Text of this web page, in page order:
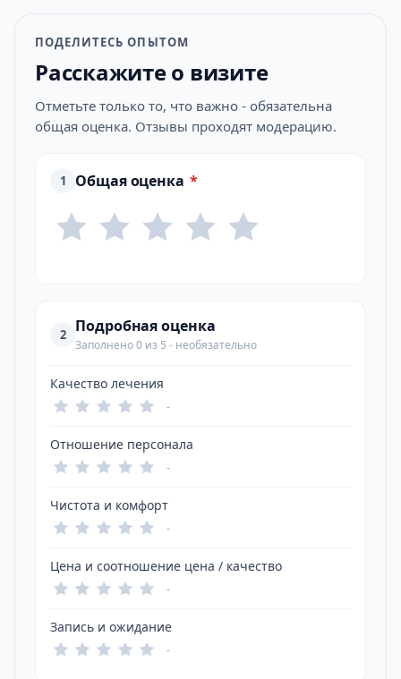
ПОДЕЛИТЕСЬ ОПЫТОМ
Расскажите о визите
Отметьте только то, что важно - обязательна
общая оценка. Отзывы проходят модерацию.
1 Общая оценка *
2 Подробная оценка
Заполнено 0 из 5 - необязательно
Качество лечения
-
Отношение персонала
-
Чистота и комфорт
-
Цена и соотношение цена / качество
-
Запись и ожидание
-